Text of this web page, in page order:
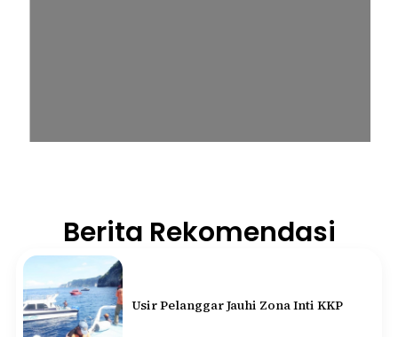
Berita Rekomendasi
Usir Pelanggar Jauhi Zona Inti KKP